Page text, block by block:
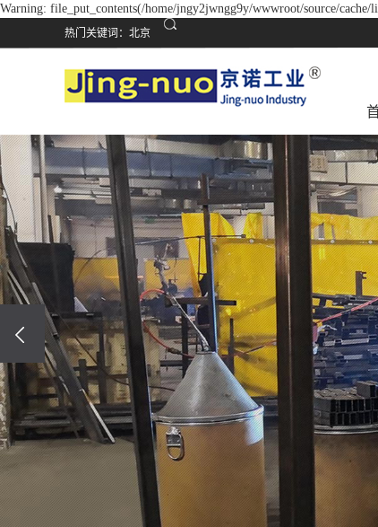
Warning: file_put_contents(/home/jngy2jwngg9y/wwwroot/source/
热门关键词： 北京